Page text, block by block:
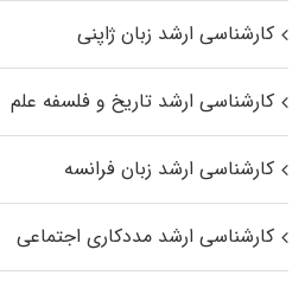
کارشناسی ارشد زبان ژاپنی
کارشناسی ارشد تاریخ و فلسفه علم
کارشناسی ارشد زبان فرانسه
کارشناسی ارشد مددکاری اجتماعی